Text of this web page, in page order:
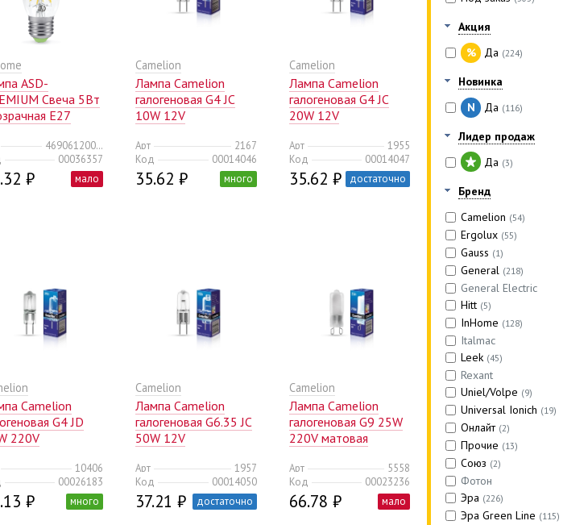
ASD-
Свеча 5Вт
E27
4690612003269
00036357
₽ мало
Camelion
Лампа Camelion
галогеновая G4 JC
10W 12V
Арт
2167
Код
00014046
35.62 ₽ много
Camelion
Лампа Camelion
галогеновая G4 JC
20W 12V
Арт
1955
Код
00014047
35.62 ₽ достаточно
Camelion
G4 JD
220V
10406
00026183
₽ много
Camelion
Лампа Camelion
галогеновая G6.35 JC
50W 12V
Арт
1957
Код
00014050
37.21 ₽ достаточно
Camelion
Лампа Camelion
галогеновая G9 25W
220V матовая
Арт
5558
Код
00023236
66.78 ₽ мало
Акция
%
Да (224)
Новинка
N
Да (116)
Лидер продаж
Да (3)
Бренд
Camelion (54)
Ergolux (55)
Gauss (1)
General (218)
General Electric
Hitt (5)
InHome (128)
Italmac
Leek (45)
Rexant
Uniel/Volpe (9)
Universal Ionich (19)
Онлайт (2)
Прочие (13)
Союз (2)
Фотон
Эра (226)
Эра Green Line (115)